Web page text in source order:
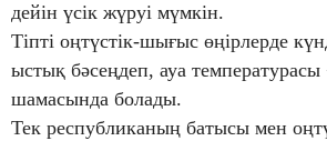
дейін үсік жүруі мүмкін.
Тіпті оңтүстік-шығыс өңірлерде
ыстық бәсеңдеп, ауа
шамасында болады.
Тек республиканың батысы мен